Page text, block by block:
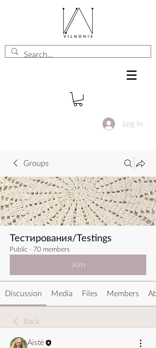
Log In
Groups
Тестирования/Testings
Public · 70 members
Join
Discussion Media Files Members
Back
Aistė